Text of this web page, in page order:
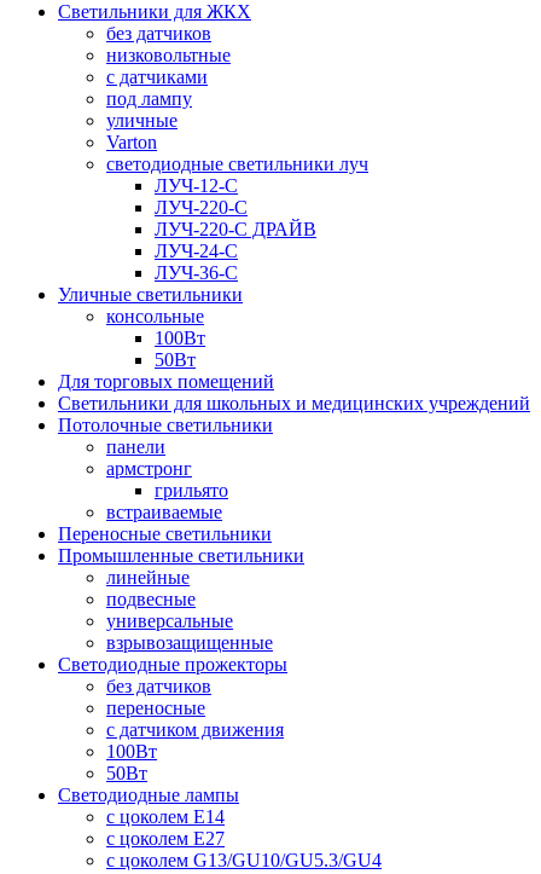
Светильники для ЖКХ
без датчиков
низковольтные
с датчиками
под лампу
уличные
Varton
светодиодные светильники луч
ЛУЧ-12-С
ЛУЧ-220-С
ЛУЧ-220-С ДРАЙВ
ЛУЧ-24-С
ЛУЧ-36-С
Уличные светильники
консольные
100Вт
50Вт
Для торговых помещений
Светильники для школьных и медицинских учреждений
Потолочные светильники
панели
армстронг
грильято
встраиваемые
Переносные светильники
Промышленные светильники
линейные
подвесные
универсальные
взрывозащищенные
Светодиодные прожекторы
без датчиков
переносные
с датчиком движения
100Вт
50Вт
Светодиодные лампы
с цоколем E14
с цоколем E27
с цоколем G13/GU10/GU5.3/GU4